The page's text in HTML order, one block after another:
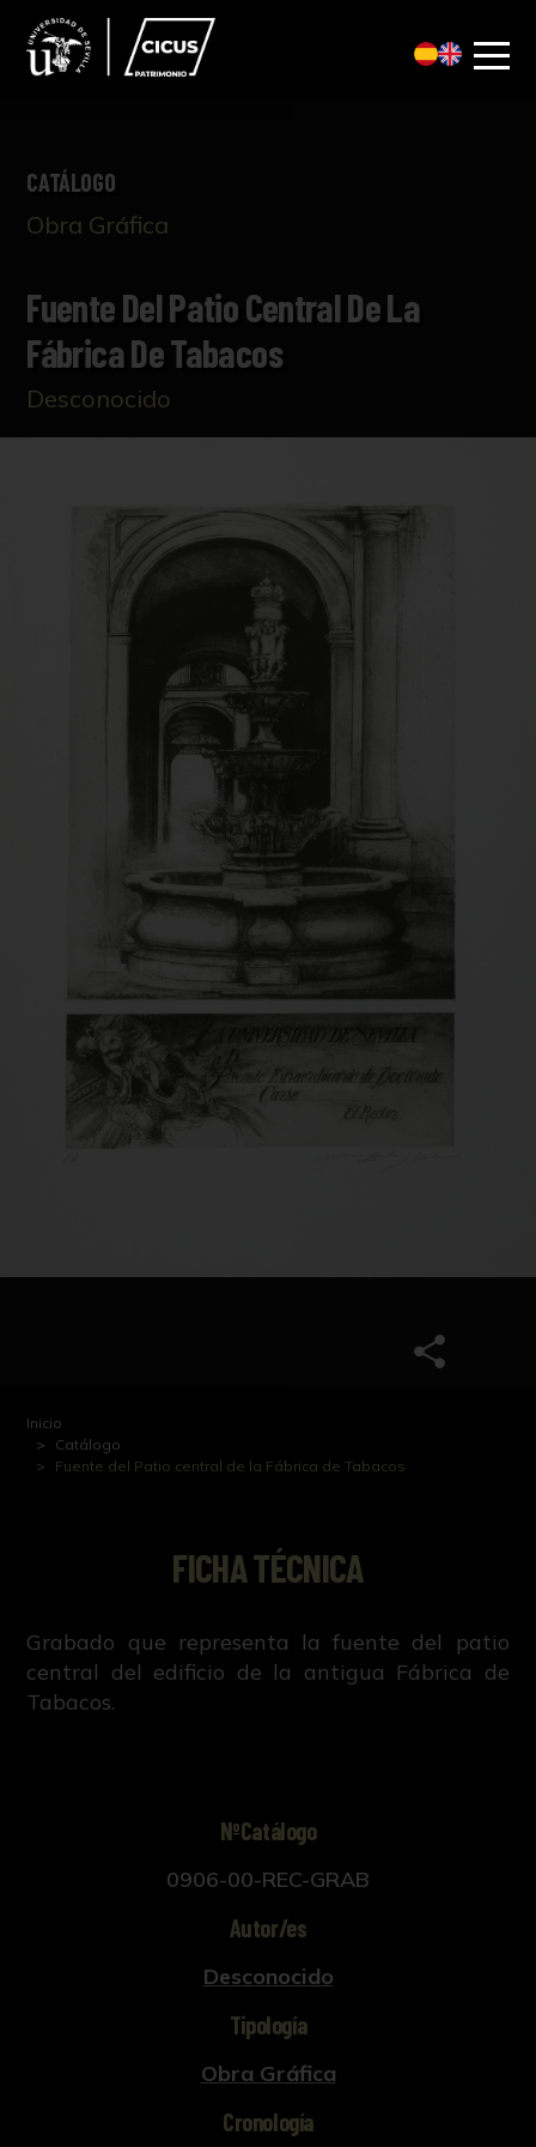
CATÁLOGO
Obra Gráfica
Fuente Del Patio Central De La
Fábrica De Tabacos
Desconocido
Inicio
Catálogo
Fuente del Patio central de la Fábrica de Tabacos
FICHA TÉCNICA
Grabado que representa la fuente del patio
central del edificio de la antigua Fábrica de
Tabacos.
NºCatálogo
0906-00-REC-GRAB
Autor/es
Desconocido
Tipología
Obra Gráfica
Cronología